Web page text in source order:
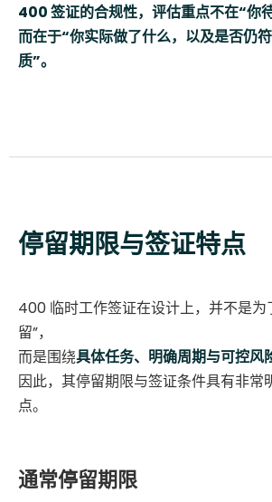
400 签证的合规性，评估重点不在“你
而在于“你实际做了什么，以及是否仍
质”。
停留期限与签证特点
400 临时工作签证在设计上，并不是为
留”，
而是围绕具体任务、明确周期与可控风
因此，其停留期限与签证条件具有非常
点。
通常停留期限